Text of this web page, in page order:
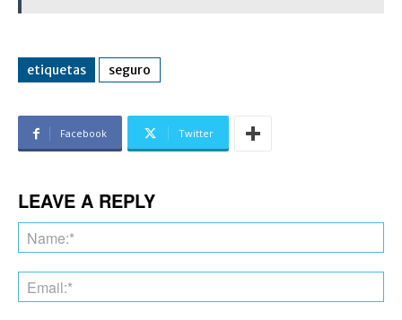
etiquetas seguro
Facebook Twitter
LEAVE A REPLY